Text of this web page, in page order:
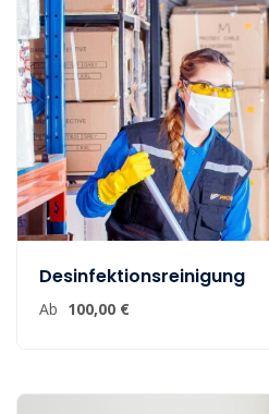
Desinfektionsreinigung
Ab 100,00 €